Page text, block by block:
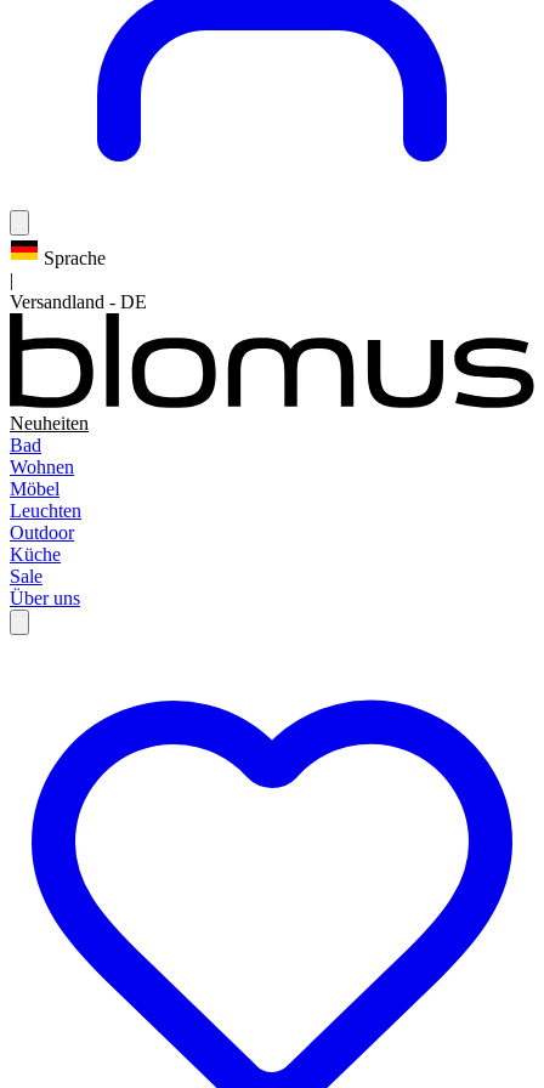
Sprache
|
Versandland - DE
Neuheiten
Bad
Wohnen
Möbel
Leuchten
Outdoor
Küche
Sale
Über uns